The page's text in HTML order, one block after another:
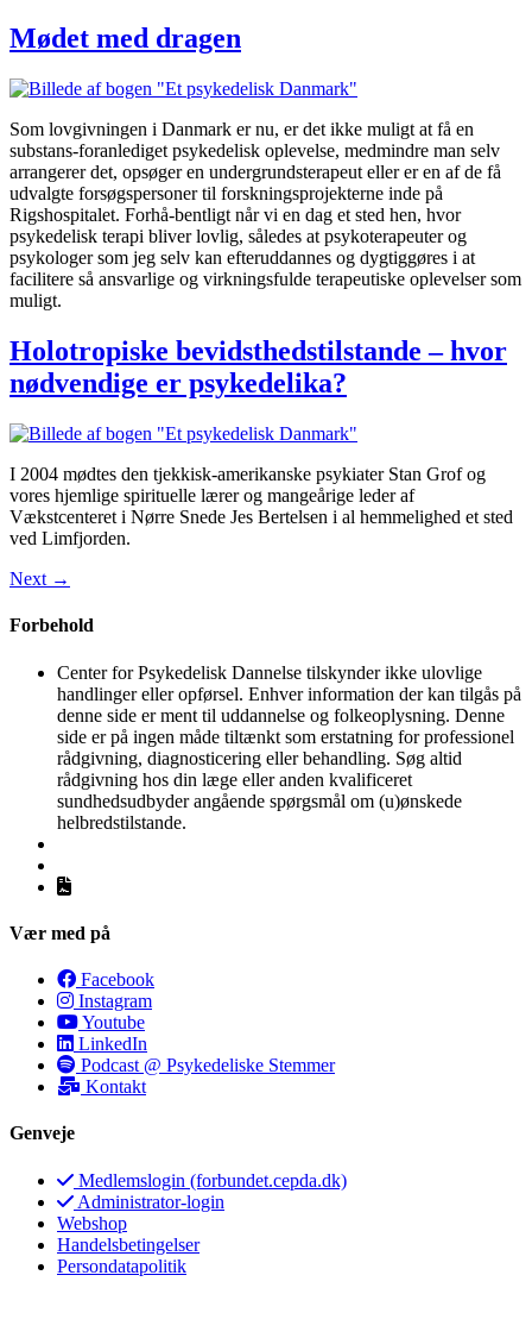
Mødet med dragen
Som lovgivningen i Danmark er nu, er det ikke muligt at få en
substans-foranlediget psykedelisk oplevelse, medmindre man selv
arrangerer det, opsøger en undergrundsterapeut eller er en af de få
udvalgte forsøgspersoner til forskningsprojekterne inde på
Rigshospitalet. Forhå-bentligt når vi en dag et sted hen, hvor
psykedelisk terapi bliver lovlig, således at psykoterapeuter og
psykologer som jeg selv kan efteruddannes og dygtiggøres i at
facilitere så ansvarlige og virkningsfulde terapeutiske oplevelser som
muligt.
Holotropiske bevidsthedstilstande – hvor
nødvendige er psykedelika?
I 2004 mødtes den tjekkisk-amerikanske psykiater Stan Grof og
vores hjemlige spirituelle lærer og mangeårige leder af
Vækstcenteret i Nørre Snede Jes Bertelsen i al hemmelighed et sted
ved Limfjorden.
Next →
Forbehold
Center for Psykedelisk Dannelse tilskynder ikke ulovlige
handlinger eller opførsel. Enhver information der kan tilgås på
denne side er ment til uddannelse og folkeoplysning. Denne
side er på ingen måde tiltænkt som erstatning for professionel
rådgivning, diagnosticering eller behandling. Søg altid
rådgivning hos din læge eller anden kvalificeret
sundhedsudbyder angående spørgsmål om (u)ønskede
helbredstilstande.
Vær med på
Facebook
Instagram
Youtube
LinkedIn
Podcast @ Psykedeliske Stemmer
Kontakt
Genveje
Medlemslogin (forbundet.cepda.dk)
Administrator-login
Webshop
Handelsbetingelser
Persondatapolitik